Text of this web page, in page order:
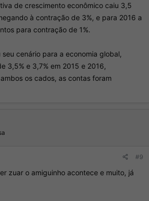
de crescimento econômico caiu 3,5
à contração de 3%, e para 2016 a
para contração de 1%.
cenário para a economia global,
3,5% e 3,7% em 2015 e 2016,
os cados, as contas foram
#9
zuar o amiguinho acontece e muito, já